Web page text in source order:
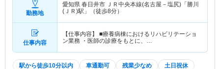
勤務地
愛知県 春日井市 ＪＲ中央本線(名古屋－塩尻)「勝川
(ＪＲ)駅」（徒歩8分）
仕事内容
【仕事内容】 ■療養病棟におけるリハビリテーショ
ン業務 ・医師の診療をもとに、…
駅から徒歩10分以内 車通勤可 残業少なめ 土日祝休